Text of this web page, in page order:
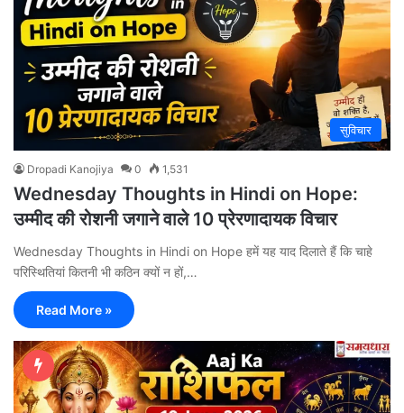
सुविचार
Dropadi Kanojiya 0 1,531
Wednesday Thoughts in Hindi on Hope:
उम्मीद की रोशनी जगाने वाले 10 प्रेरणादायक विचार
Wednesday Thoughts in Hindi on Hope हमें यह याद दिलाते हैं कि चाहे
परिस्थितियां कितनी भी कठिन क्यों न हों,…
Read More »